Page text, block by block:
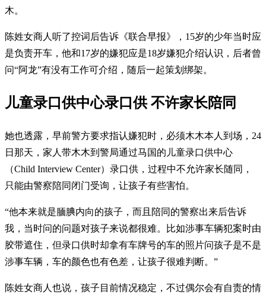
木。
陈姓女商人听了控词后告诉《联合早报》，15岁的少年当时应
是负责开车，他和17岁的嫌犯应是18岁嫌犯介绍认识，后者曾
问“阿龙”有没有工作可介绍，随后一起策划绑架。
儿童录口供中心录口供 不许家长陪同
她也透露，早前警方要求指认嫌犯时，必须木木本人到场，24
日那天，家人带木木到警局通过马国的儿童录口供中心
（Child Interview Center）录口供，过程中不允许家长随同，
只能由警察陪同闭门受询，让孩子有些害怕。
“他本来就是腼腆内向的孩子，而且陪同的警察出来后告诉
我，当时问的问题对孩子来说都很难。比如涉事车辆犯案时由
胶带遮住，但录口供时却拿有车牌号的车的照片问孩子是不是
涉事车辆，车的颜色也有色差，让孩子很难判断。”
陈姓女商人也说，孩子目前情况稳定，不过偶尔会有自责的情